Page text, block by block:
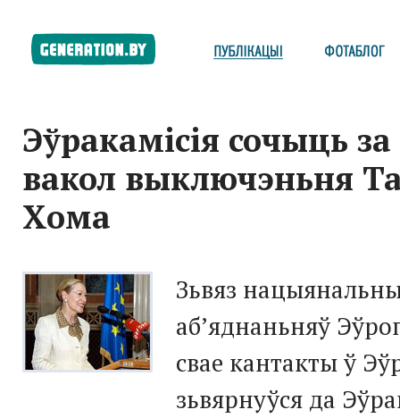
Эўракамісія сочыць
вакол выключэньня
Хома
Зьвяз
аб’яднаньняў
свае кантакты ў
зьвярнуўся да